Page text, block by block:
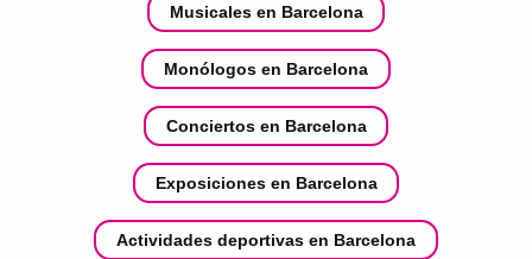
Musicales en Barcelona
Monólogos en Barcelona
Conciertos en Barcelona
Exposiciones en Barcelona
Actividades deportivas en Barcelona